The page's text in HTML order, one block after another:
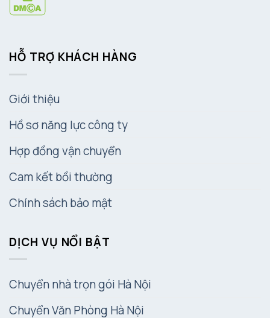
HỖ TRỢ KHÁCH HÀNG
Giới thiệu
Hồ sơ năng lực công ty
Hợp đồng vận chuyển
Cam kết bồi thường
Chính sách bảo mật
DỊCH VỤ NỔI BẬT
Chuyển nhà trọn gói Hà Nội
Chuyển Văn Phòng Hà Nội